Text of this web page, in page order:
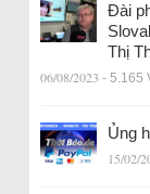
Đài
Thị
06/08/2023 - 5.165
Ủng
15/02/